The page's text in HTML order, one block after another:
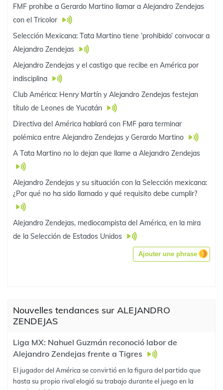
FMF prohíbe a Gerardo Martino llamar a Alejandro Zendejas
con el Tricolor
Selección Mexicana: Tata Martino tiene ‘prohibido’ convocar a
Alejandro Zendejas
Alejandro Zendejas y el castigo que recibe en América por
indisciplina
Club América: Henry Martín y Alejandro Zendejas festejan
título de Leones de Yucatán
Directiva del América hablará con FMF para terminar
polémica entre Alejandro Zendejas y Gerardo Martino
A Tata Martino no lo dejan que llame a Alejandro Zendejas
Alejandro Zendejas y su situación con la Selección mexicana:
¿Por qué no ha sido llamado y qué requisito debe cumplir?
Alejandro Zendejas, mediocampista del América, en la mira
de la Selección de Estados Unidos
Ajouter une phrase
Nouvelles tendances sur ALEJANDRO
ZENDEJAS
Liga MX: Nahuel Guzmán reconoció labor de
Alejandro Zendejas frente a Tigres
El jugador del América se convirtió en la figura del partido que
hasta su propio rival elogió su trabajo durante el juego en la